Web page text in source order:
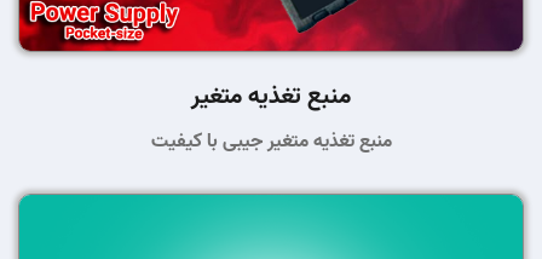
منبع تغذیه متغیر
منبع تغذیه متغیر جیبی با کیفیت